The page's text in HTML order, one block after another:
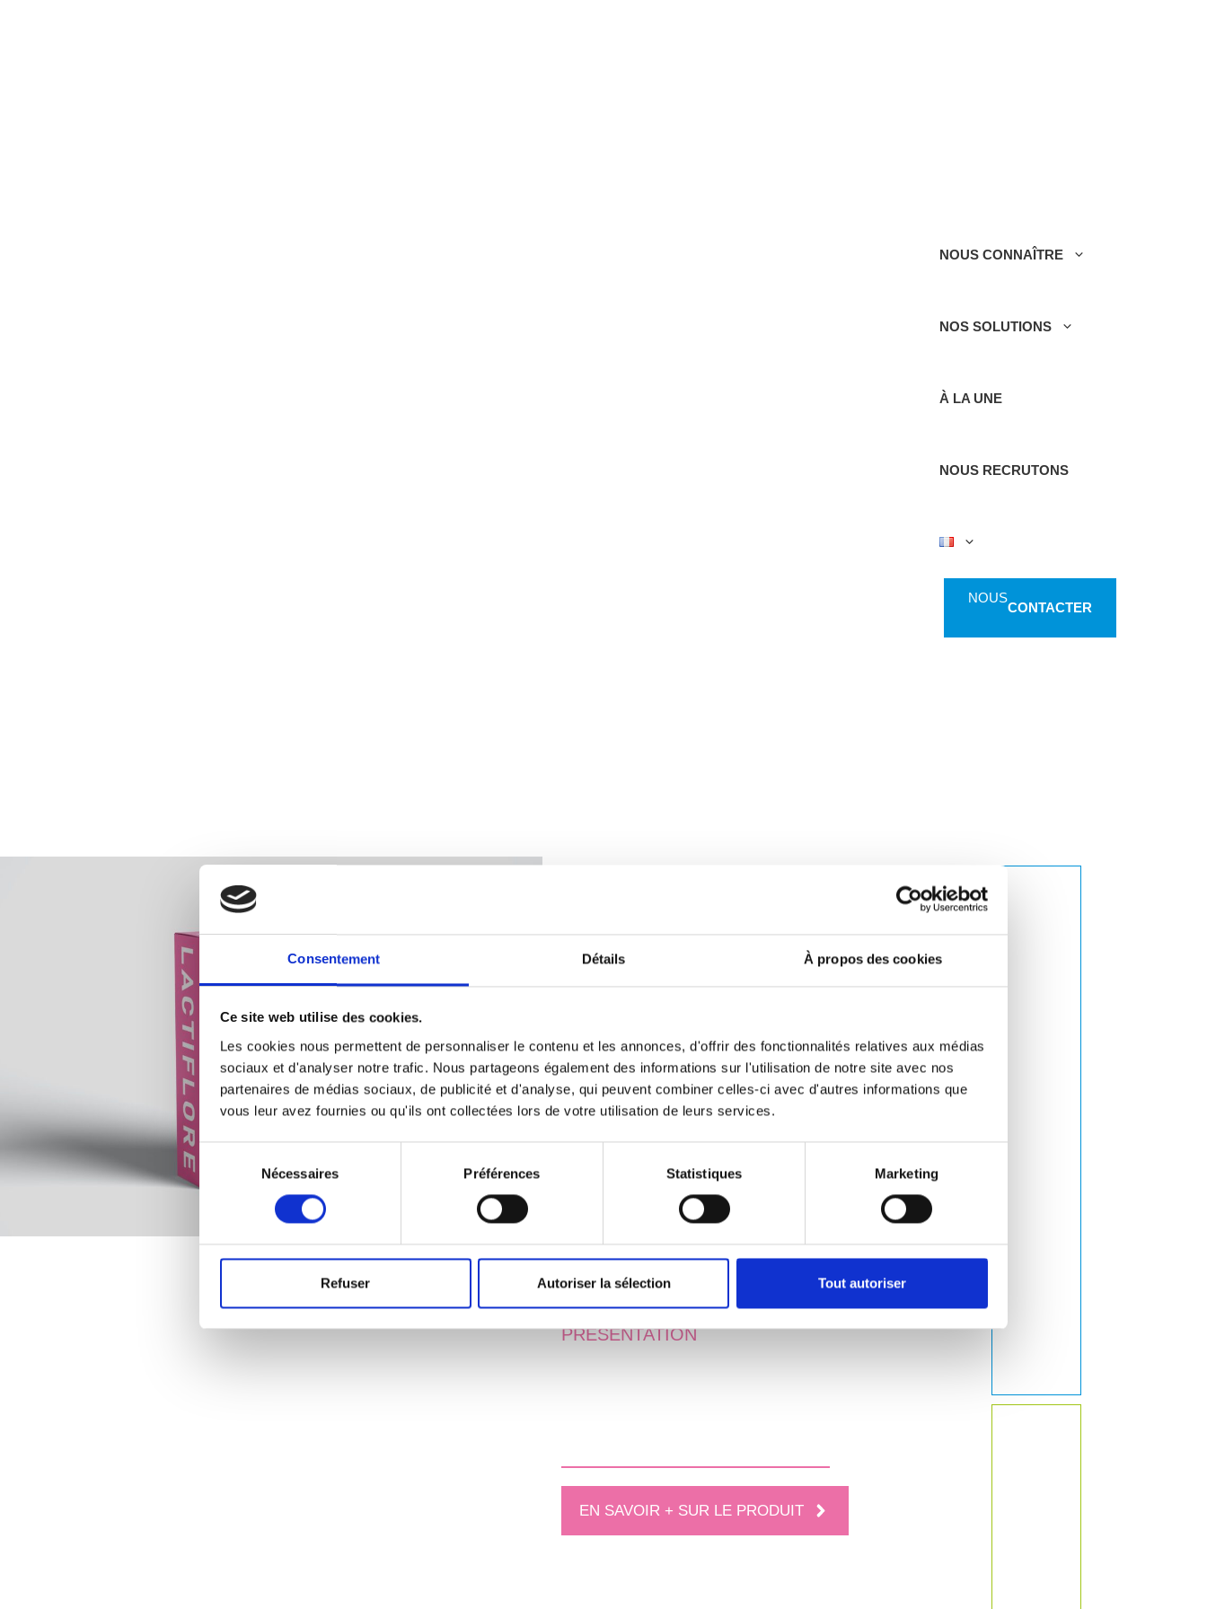
Consentement Détails À propos des cookies
Ce site web utilise des cookies.
Les cookies nous permettent de personnaliser le contenu et les annonces, d'offrir des fonctionnalités relatives aux médias
sociaux et d'analyser notre trafic. Nous partageons également des informations sur l'utilisation de notre site avec nos
partenaires de médias sociaux, de publicité et d'analyse, qui peuvent combiner celles-ci avec d'autres informations que
vous leur avez fournies ou qu'ils ont collectées lors de votre utilisation de leurs services.
consentement
Nécessaires Préférences Statistiques Marketing
Refuser Autoriser la sélection Tout autoriser
NOUS CONNAÎTRE
NOS SOLUTIONS
À LA UNE
NOUS RECRUTONS
NOUS
CONTACTER
LACTIFLORE
Pour l’orientation de la flore microbiennedes
BÉNÉFICES
Colonisation desbâtiments d’élevage
Favorisation et maintenir une
après nettoyage/désinfection des
bâtiments
Améliorer le
des animaux
PRÉSENTATION
EN SAVOIR + SUR LE PRODUIT